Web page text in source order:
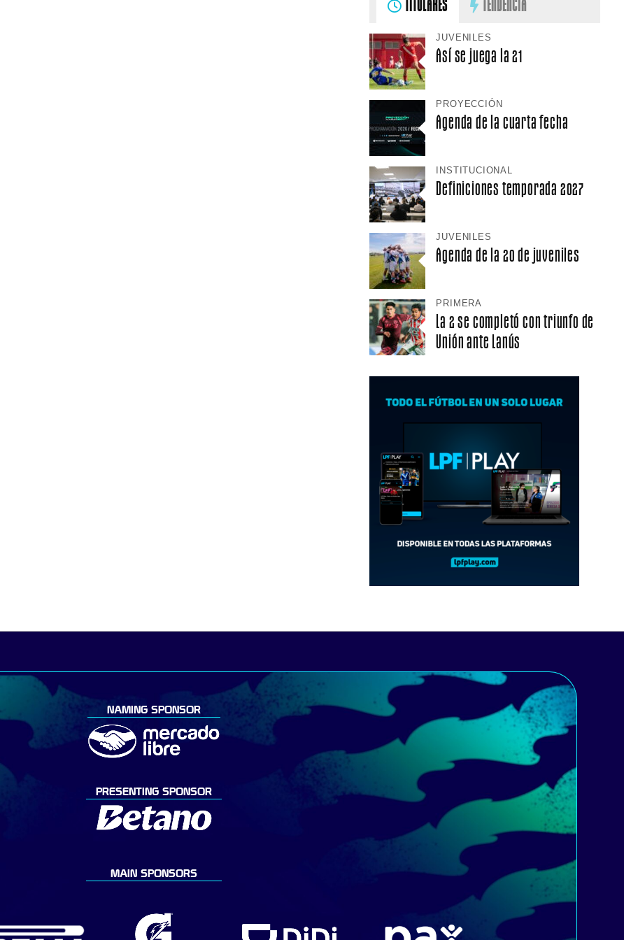
TITULARES TENDENCIA
JUVENILES
Así se juega la 21
PROYECCIÓN
Agenda de la cuarta fecha
INSTITUCIONAL
Definiciones temporada 2027
JUVENILES
Agenda de la 20 de juveniles
PRIMERA
La 2 se completó con triunfo de
Unión ante Lanús
NAMING SPONSOR
PRESENTING SPONSOR
MAIN SPONSORS